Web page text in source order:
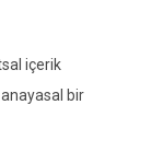
içerik
bir